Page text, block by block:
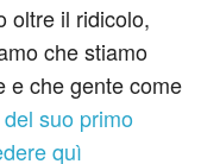
oltre il ridicolo,
che stiamo
e che gente come
suo primo
quì